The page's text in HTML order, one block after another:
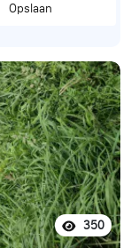
Opslaan
350